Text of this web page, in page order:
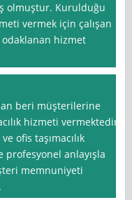
olmuştur. Kurulduğu
vermek için çalışan
odaklanan hizmet
beri müşterilerine
hizmeti vermektedir.
ofis taşımacılık
anlayışla
memnuniyeti